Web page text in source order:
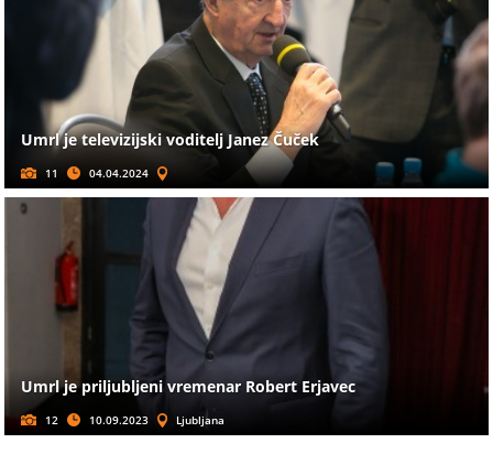
Umrl je televizijski voditelj Janez Čuček
11 04.04.2024
Umrl je priljubljeni vremenar Robert Erjavec
12 10.09.2023 Ljubljana